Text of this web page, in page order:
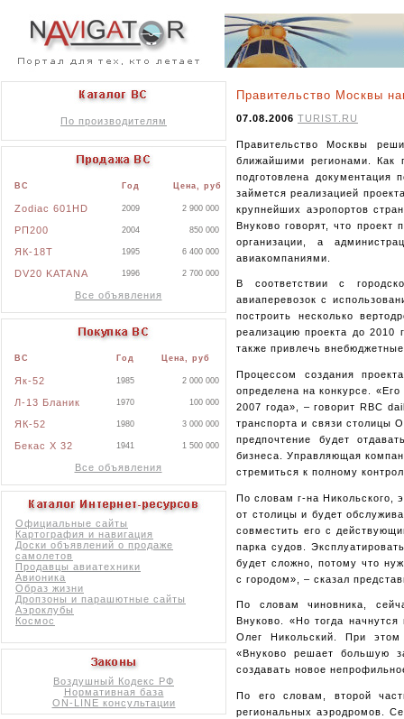
По производителям
ВС Год Цена, руб
Zodiac 601HD 2009 2 900 000
РП200 2004 850 000
ЯК-18Т 1995 6 400 000
DV20 KATANA 1996 2 700 000
Все объявления
ВС Год Цена, руб
Як-52 1985 2 000 000
Л-13 Бланик 1970 100 000
ЯК-52 1980 3 000 000
Бекас X 32 1941 1 500 000
Все объявления
Официальные сайты
Картография и навигация
Доски объявлений о продаже
самолетов
Продавцы авиатехники
Авионика
Образ жизни
Дропзоны и парашютные сайты
Аэроклубы
Космос
Воздушный Кодекс РФ
Нормативная база
ON-LINE консультации
Правительство Москвы
07.08.2006 TURIST.RU
Правительство Москвы
ближайшими регионами. Как
подготовлена
займется реализацией
крупнейших аэропортов
Внуково говорят, что
организации, а
авиакомпаниями.
В соответствии c
авиаперевозок с
построить несколько
реализацию проекта до 2010
также привлечь
Процессом создания
определена на конкурсе.
2007 года», – говорит RBC
транспорта и связи столицы
предпочтение будет
бизнеса. Управляющая
стремиться к полному
По словам г-на Никольского,
от столицы и будет
совместить его с
парка судов.
будет сложно, потому что
с городом», – сказал
По словам чиновника,
Внуково. «Но тогда
Олег Никольский. При этом
«Внуково решает большую
создавать новое
По его словам, второй
региональных аэродромов.